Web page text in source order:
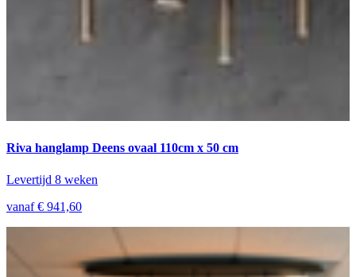
Riva hanglamp Deens ovaal 110cm x 50 cm
Levertijd 8 weken
vanaf € 941,60